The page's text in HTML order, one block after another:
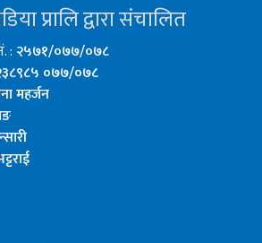
प्रालि द्वारा संचालित
: २५७१/०७७/०७८
०७७/०७८
महर्जन